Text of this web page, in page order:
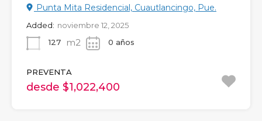
Punta Mita Residencial, Cuautlancingo, Pue.
Added: noviembre 12, 2025
127
m2 0 años
PREVENTA
desde $1,022,400